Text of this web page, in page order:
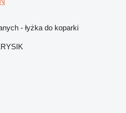
- łyżka do koparki